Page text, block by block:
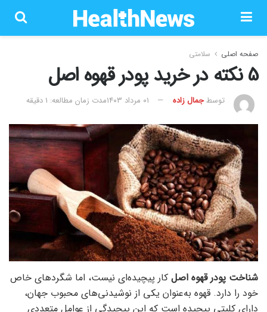
صفحه اصلی سلامتی
5 نکته در خرید پودر قهوه اصل
توسطجمال زاده ۰۱ مرداد ۱۴۰۳ مدت زمان مطالعه: 1 دقیقه
شناخت پودر قهوه اصل کار پیچیده‌ای نیست، اما شگردهای خاص
خود را دارد. قهوه به‌عنوان یکی از نوشیدنی‌های محبوب جهان،
دارای کلیتی پیچیده است که این پیچیدگی از عوامل متعددی